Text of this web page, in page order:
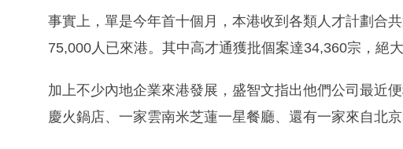
事實上，單是今年首十個月，本港收到各類人才計劃合
75,000人已來港。其中高才通獲批個案達34,360宗，絕
加上不少內地企業來港發展，盛智文指出他們公司最近
慶火鍋店、一家雲南米芝蓮一星餐廳、還有一家來自北京